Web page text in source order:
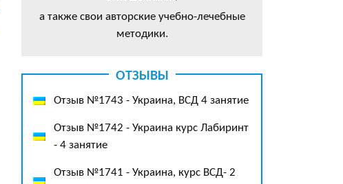
а также свои авторские учебно-лечебные
методики.
ОТЗЫВЫ
Отзыв №1743 - Украина, ВСД 4 занятие
Отзыв №1742 - Украина курс Лабиринт
- 4 занятие
Отзыв №1741 - Украина, курс ВСД- 2